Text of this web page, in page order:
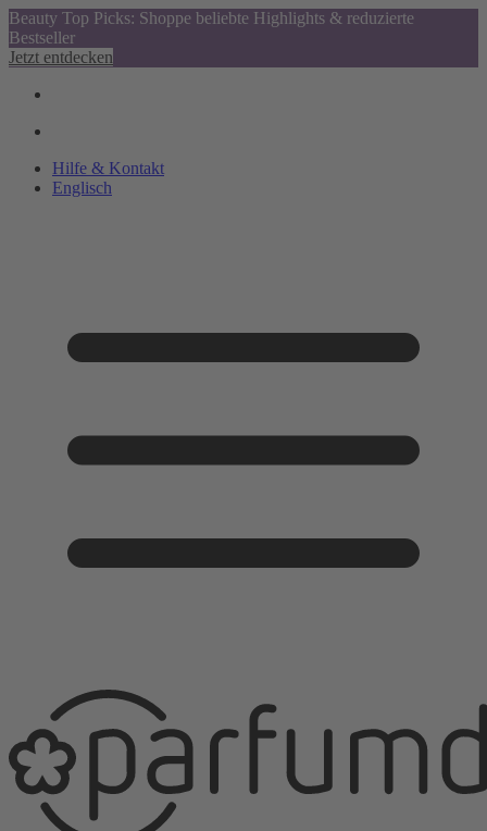
Beauty Top Picks: Shoppe beliebte Highlights & reduzierte
Bestseller
Jetzt entdecken
Hilfe & Kontakt
Englisch